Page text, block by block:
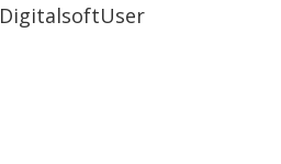
DigitalsoftUser